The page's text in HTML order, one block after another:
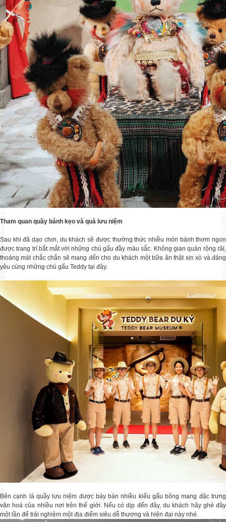
Tham quan quầy bánh kẹo và quà lưu niệm
Sau khi đã dạo chơi, du khách sẽ được thưởng thức nhiều món bánh thơm ngon
được trang trí bắt mắt với những chú gấu đầy màu sắc. Không gian quán rộng rãi,
thoáng mát chắc chắn sẽ mang đến cho du khách một bữa ăn thật xịn xò và đáng
yêu cùng những chú gấu Teddy tại đây.
Bên cạnh là quầy lưu niệm được bày bán nhiều kiểu gấu bông mang đặc trưng
văn hoá của nhiều nơi trên thế giới. Nếu có dịp đến đây, du khách hãy ghé đây
một lần để trải nghiệm một địa điểm siêu dễ thương và hiện đại này nhé.